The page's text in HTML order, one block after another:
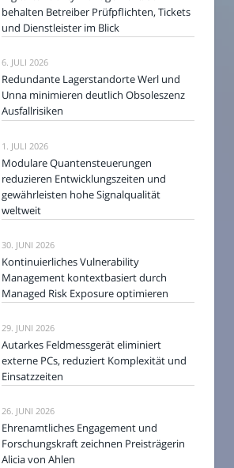
behalten Betreiber Prüfpflichten, Tickets
und Dienstleister im Blick
6. JULI 2026
Redundante Lagerstandorte Werl und
Unna minimieren deutlich Obsoleszenz
Ausfallrisiken
1. JULI 2026
Modulare Quantensteuerungen
reduzieren Entwicklungszeiten und
gewährleisten hohe Signalqualität
weltweit
30. JUNI 2026
Kontinuierliches Vulnerability
Management kontextbasiert durch
Managed Risk Exposure optimieren
29. JUNI 2026
Autarkes Feldmessgerät eliminiert
externe PCs, reduziert Komplexität und
Einsatzzeiten
26. JUNI 2026
Ehrenamtliches Engagement und
Forschungskraft zeichnen Preisträgerin
Alicia von Ahlen